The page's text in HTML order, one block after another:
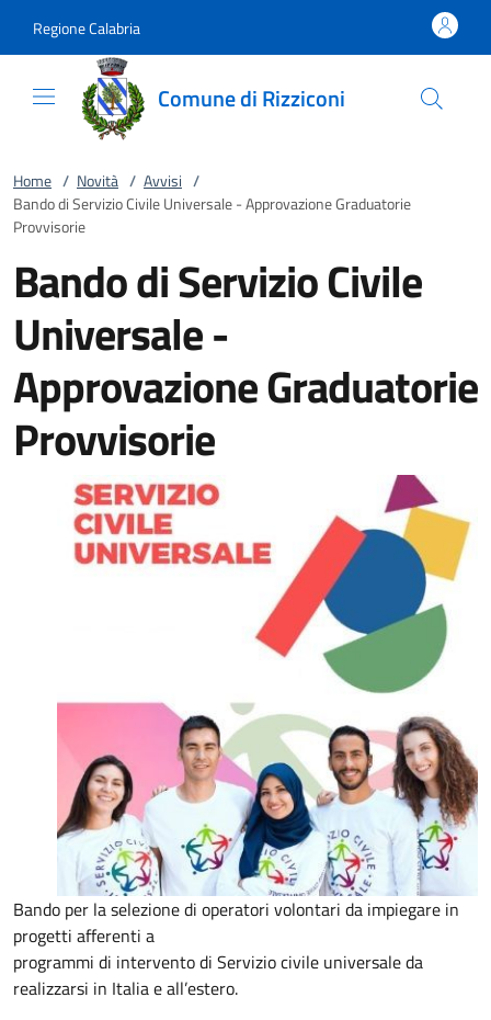
Regione Calabria
Comune di Rizziconi
Home / Novità / Avvisi /
Bando di Servizio Civile Universale - Approvazione Graduatorie
Provvisorie
Bando di Servizio Civile
Universale -
Approvazione Graduatorie
Provvisorie
Bando per la selezione di operatori volontari da impiegare in
progetti afferenti a
programmi di intervento di Servizio civile universale da
realizzarsi in Italia e all’estero.